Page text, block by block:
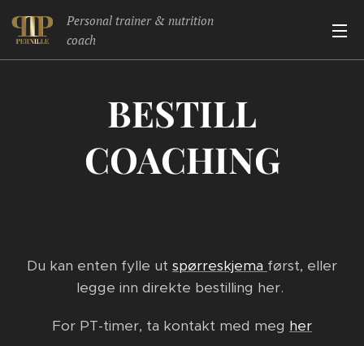
Personal trainer & nutrition
coach
BESTILL
COACHING
Du kan enten fylle ut spørreskjema først, eller
legge inn direkte bestilling her.
For PT-timer, ta kontakt med meg her